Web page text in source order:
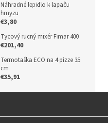
Náhradné lepidlo k lapaču
hmyzu
€3,80
Tycový rucný mixér Fimar 400
€201,40
Termotaška ECO na 4 pizze 35
cm
€35,91